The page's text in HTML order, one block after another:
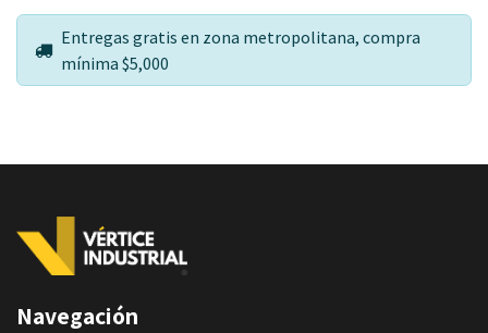
Entregas gratis en zona metropolitana, compra
mínima $5,000
Navegación